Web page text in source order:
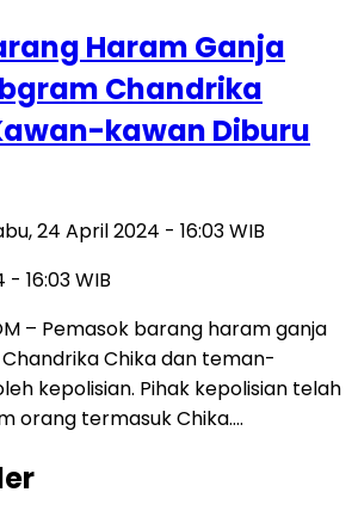
Haram Ganja
Chandrika
kawan Diburu
24 April 2024 - 16:03 WIB
16:03 WIB
– Pemasok barang haram ganja
Chika dan teman-
kepolisian. Pihak kepolisian telah
orang termasuk Chika….